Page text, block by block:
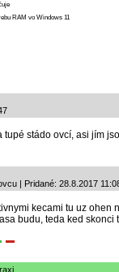
RAM vo Windows 11
stádo ovcí, asi jím
| Pridané: 28.8.2017
kecami tu uz ohen
budu, teda ked